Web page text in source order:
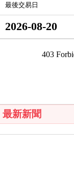
最後交易日
2026-08-20
最新新聞